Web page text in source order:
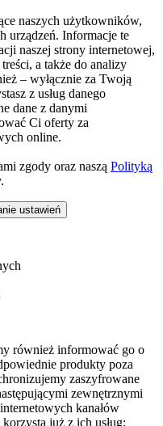
naszych użytkowników,
urządzeń. Informacje te
naszej strony internetowej,
a także do analizy
– wyłącznie za Twoją
z usług danego
dane z danymi
Ci oferty za
online.
zgody oraz naszą Polityką
ustawień
również informować go o
produkty poza
zaszyfrowane
zewnętrznymi
kanałów
już z ich usług: